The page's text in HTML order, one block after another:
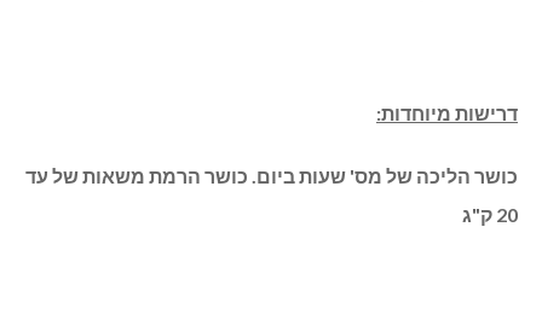
דרישות מיוחדות:
כושר הליכה של מס' שעות ביום. כושר הרמת משאות של עד
20 ק"ג